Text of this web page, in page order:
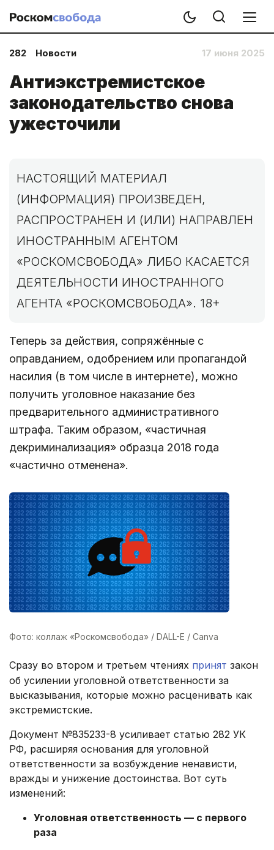
282 Новости 17 июня 2025
Антиэкстремистское
законодательство снова
ужесточили
НАСТОЯЩИЙ МАТЕРИАЛ
(ИНФОРМАЦИЯ) ПРОИЗВЕДЕН,
РАСПРОСТРАНЕН И (ИЛИ) НАПРАВЛЕН
ИНОСТРАННЫМ АГЕНТОМ
«РОСКОМСВОБОДА» ЛИБО КАСАЕТСЯ
ДЕЯТЕЛЬНОСТИ ИНОСТРАННОГО
АГЕНТА «РОСКОМСВОБОДА». 18+
Теперь за действия, сопряжённые с
оправданием, одобрением или пропагандой
насилия (в том числе в интернете), можно
получить уголовное наказание без
предварительного административного
штрафа. Таким образом, «частичная
декриминализация» образца 2018 года
«частично отменена».
Фото: коллаж «Роскомсвобода» / DALL-E / Canva
Сразу во втором и третьем чтениях принят закон
об усилении уголовной ответственности за
высказывания, которые можно расценивать как
экстремистские.
Документ №835233-8 усиливает статью 282 УК
РФ, расширяя основания для уголовной
ответственности за возбуждение ненависти,
вражды и унижение достоинства. Вот суть
изменений:
Уголовная ответственность — с первого
раза